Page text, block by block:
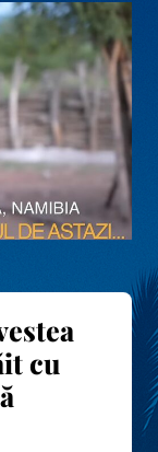
cu